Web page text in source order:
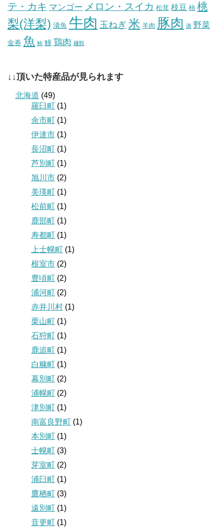
テ・カキ マンゴー メロン・スイカ 松茸 枝豆 柿 桃
梨(洋梨) 漬魚 牛肉 玉ねぎ 米 羊肉 豚肉 酒 野菜
金券 魚 鮪 鰻 鶏肉 麺類
↓↓頂いた特産品が見られます
北海道 (49)
羅臼町
(1)
余市町
(1)
伊達市 (1)
長沼町
(1)
芦別町
(1)
旭川市 (2)
美瑛町
(1)
松前町
(1)
鹿部町
(1)
寿都町
(1)
上士幌町
(1)
根室市 (2)
豊頃町
(2)
浦河町
(2)
赤井川村 (1)
栗山町
(1)
石狩町
(1)
鹿追町
(1)
白糠町
(1)
幕別町
(2)
浦幌町
(2)
津別町
(1)
南富良野町
(1)
本別町
(1)
士幌町
(3)
芽室町
(2)
浦臼町
(1)
鷹栖町
(3)
遠別町
(1)
音更町
(1)